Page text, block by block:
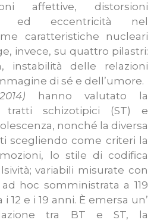
affettive, distorsioni
ed eccentricità nel
caratteristiche nucleari
invece, su quattro pilastri:
instabilità delle relazioni
di sé e dell’umore.
hanno valutato la
tratti schizotipici (ST) e
nonché la diversa
scegliendo come criteri la
lo stile di codifica
variabili misurate con
hoc somministrata a 119
12 e i 19 anni. È emersa un’
tra BT e ST, la